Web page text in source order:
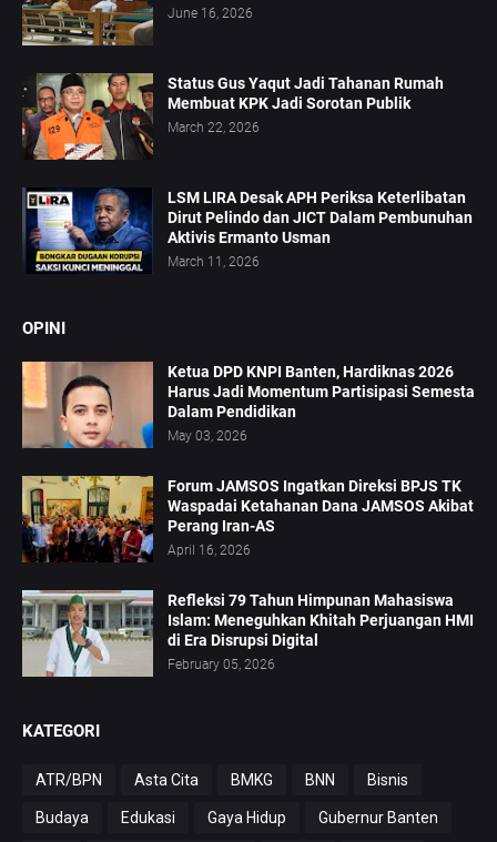
June 16, 2026
Status Gus Yaqut Jadi Tahanan Rumah
Membuat KPK Jadi Sorotan Publik
March 22, 2026
LSM LIRA Desak APH Periksa Keterlibatan
Dirut Pelindo dan JICT Dalam Pembunuhan
Aktivis Ermanto Usman
March 11, 2026
OPINI
Ketua DPD KNPI Banten, Hardiknas 2026
Harus Jadi Momentum Partisipasi Semesta
Dalam Pendidikan
May 03, 2026
Forum JAMSOS Ingatkan Direksi BPJS TK
Waspadai Ketahanan Dana JAMSOS Akibat
Perang Iran-AS
April 16, 2026
Refleksi 79 Tahun Himpunan Mahasiswa
Islam: Meneguhkan Khitah Perjuangan HMI
di Era Disrupsi Digital
February 05, 2026
KATEGORI
ATR/BPN Asta Cita BMKG BNN Bisnis
Budaya Edukasi Gaya Hidup Gubernur Banten